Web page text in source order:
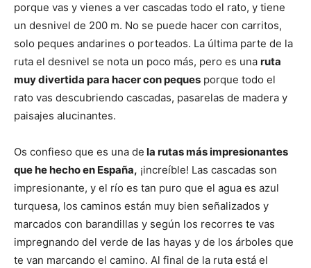
porque vas y vienes a ver cascadas todo el rato, y tiene
un desnivel de 200 m. No se puede hacer con carritos,
solo peques andarines o porteados. La última parte de la
ruta el desnivel se nota un poco más, pero es una ruta
muy divertida para hacer con peques porque todo el
rato vas descubriendo cascadas, pasarelas de madera y
paisajes alucinantes.
Os confieso que es una de la rutas más impresionantes
que he hecho en España, ¡increíble! Las cascadas son
impresionante, y el río es tan puro que el agua es azul
turquesa, los caminos están muy bien señalizados y
marcados con barandillas y según los recorres te vas
impregnando del verde de las hayas y de los árboles que
te van marcando el camino. Al final de la ruta está el